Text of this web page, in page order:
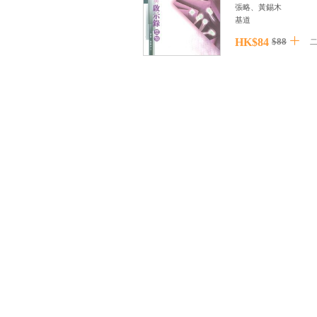
張略、黃錫木
基道
HK$84 $88